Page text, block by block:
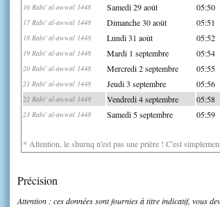
16 Rabi' al-awwal 1448 Samedi 29 août 05:50
17 Rabi' al-awwal 1448 Dimanche 30 août 05:51
18 Rabi' al-awwal 1448 Lundi 31 août 05:52
19 Rabi' al-awwal 1448 Mardi 1 septembre 05:54
20 Rabi' al-awwal 1448 Mercredi 2 septembre 05:55
21 Rabi' al-awwal 1448 Jeudi 3 septembre 05:56
22 Rabi' al-awwal 1448 Vendredi 4 septembre 05:58
23 Rabi' al-awwal 1448 Samedi 5 septembre 05:59
* Attention, le shuruq n'est pas une prière ! C'est
Précision
Attention : ces données sont fournies à titre indicatif, vous